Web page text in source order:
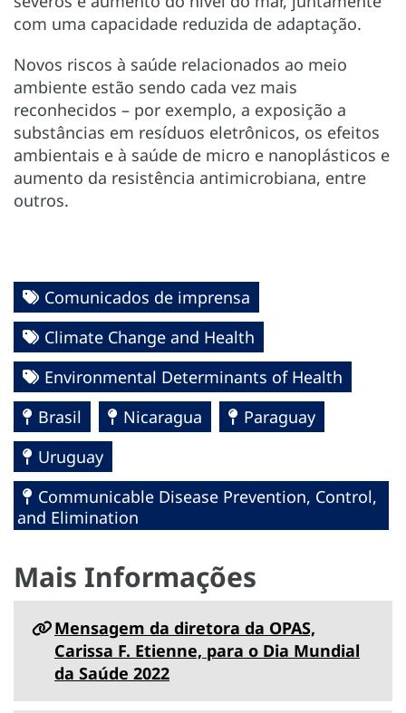
com uma capacidade reduzida de adaptação.
Novos riscos à saúde relacionados ao meio
ambiente estão sendo cada vez mais
reconhecidos – por exemplo, a exposição a
substâncias em resíduos eletrônicos, os efeitos
ambientais e à saúde de micro e nanoplásticos e
aumento da resistência antimicrobiana, entre
outros.
Comunicados de imprensa
Climate Change and Health
Environmental Determinants of Health
Brasil
Nicaragua
Paraguay
Uruguay
Communicable Disease Prevention, Control,
and Elimination
Mais Informações
Mensagem da diretora da OPAS,
Carissa F. Etienne, para o Dia Mundial
da Saúde 2022